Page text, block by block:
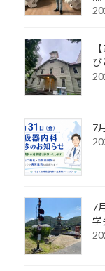
び
7
7
学